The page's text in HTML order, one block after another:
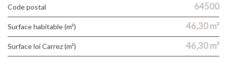
Code postal 64500
Surface habitable (m²) 46,30 m²
Surface loi Carrez (m²) 46,30 m²